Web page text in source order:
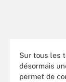
Sur tous les
désormais
permet de